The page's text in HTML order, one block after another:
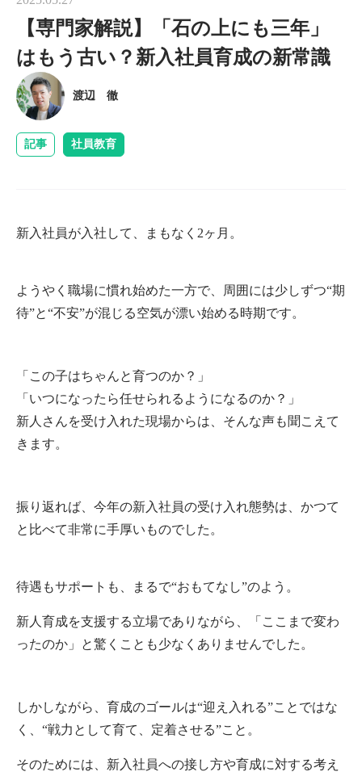
【専門家解説】「石の上にも三年」
はもう古い？新入社員育成の新常識
渡辺 徹
記事 社員教育
新入社員が入社して、まもなく2ヶ月。
ようやく職場に慣れ始めた一方で、周囲には少しずつ“期
待”と“不安”が混じる空気が漂い始める時期です。
「この子はちゃんと育つのか？」
「いつになったら任せられるようになるのか？」
新人さんを受け入れた現場からは、そんな声も聞こえて
きます。
振り返れば、今年の新入社員の受け入れ態勢は、かつて
と比べて非常に手厚いものでした。
待遇もサポートも、まるで“おもてなし”のよう。
新人育成を支援する立場でありながら、「ここまで変わ
ったのか」と驚くことも少なくありませんでした。
しかしながら、育成のゴールは“迎え入れる”ことではな
く、“戦力として育て、定着させる”こと。
そのためには、新入社員への接し方や育成に対する考え